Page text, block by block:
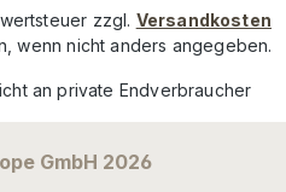
zzgl. Versandkosten
wenn nicht anders angegeben.
an private Endverbraucher
GmbH 2026